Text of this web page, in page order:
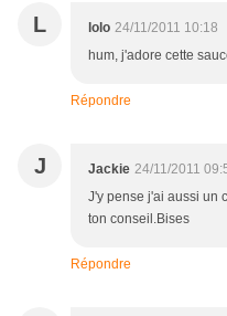
L lolo 24/11/2011 10:18
hum, j'adore cette
Répondre
J Jackie 24/11/2011
J'y pense j'ai aussi un
ton conseil.Bises
Répondre